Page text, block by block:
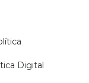
Digital